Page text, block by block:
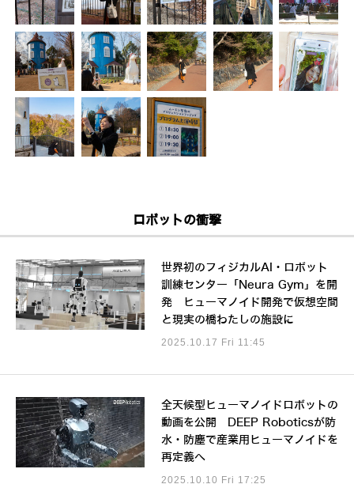
ロボットの衝撃
世界初のフィジカルAI・ロボット
訓練センター「Neura Gym」を開
発 ヒューマノイド開発で仮想空間
と現実の橋わたしの施設に
2025.10.17 Fri 11:45
全天候型ヒューマノイドロボットの
動画を公開 DEEP Roboticsが防
水・防塵で産業用ヒューマノイドを
再定義へ
2025.10.10 Fri 17:25